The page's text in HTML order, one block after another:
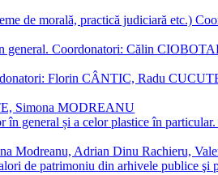
de morală, practică judiciară etc.)
general. Coordonatori: Călin
Florin CÂNTIC, Radu
Simona MODREANU
în general și a celor plastice în
Modreanu, Adrian Dinu Rachieru,
de patrimoniu din arhivele publice şi